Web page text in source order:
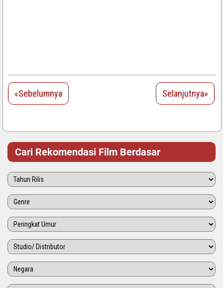
«Sebelumnya Selanjutnya»
Cari Rekomendasi Film Berdasar